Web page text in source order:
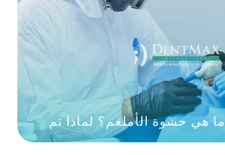
ما هي حشوة الأملغم؟ لماذا تم